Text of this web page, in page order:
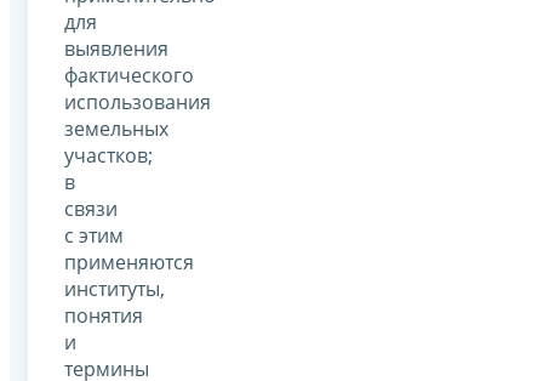
для
выявления
фактического
использования
земельных
участков;
в
связи
с этим
применяются
институты,
понятия
и
термины